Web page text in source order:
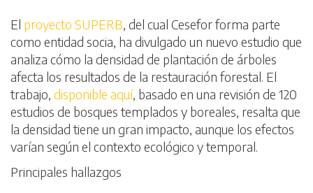
El proyecto SUPERB, del cual Cesefor forma parte
como entidad socia, ha divulgado un nuevo estudio que
analiza cómo la densidad de plantación de árboles
afecta los resultados de la restauración forestal. El
trabajo, disponible aquí, basado en una revisión de 120
estudios de bosques templados y boreales, resalta que
la densidad tiene un gran impacto, aunque los efectos
varían según el contexto ecológico y temporal.
Principales hallazgos